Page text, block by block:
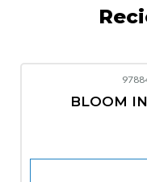
Nuevo
BLOOM